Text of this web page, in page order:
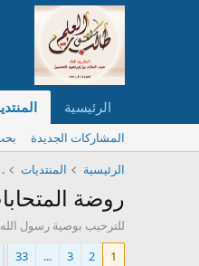
الرئيسية
المشاركات الجديدة
الرئيسية
المنتديات .
روضة
للترحيب بوصية رسول
1
2
3
...
33